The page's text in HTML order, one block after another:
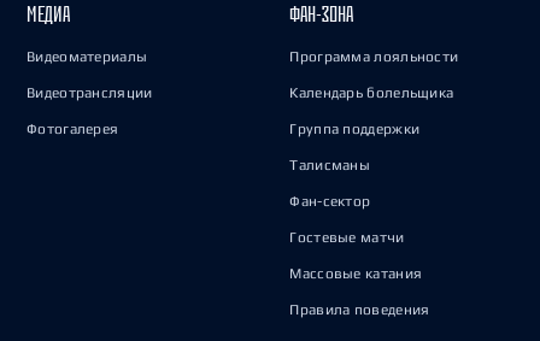
МЕДИА
Видеоматериалы
Видеотрансляции
Фотогалерея
ФАН-ЗОНА
Программа лояльности
Календарь болельщика
Группа поддержки
Талисманы
Фан-сектор
Гостевые матчи
Массовые катания
Правила поведения